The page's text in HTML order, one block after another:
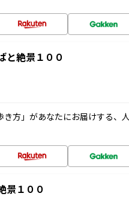
と絶景１００
方」があなたにお届けする、
景１００